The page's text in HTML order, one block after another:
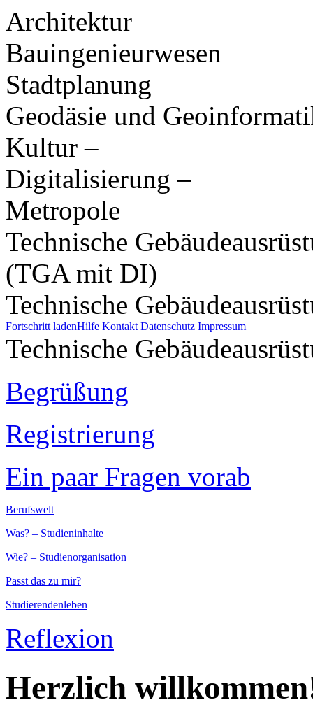
Architektur
Bauingenieurwesen
Stadtplanung
Geodäsie und
Kultur –
Digitalisierung –
Metropole
Technische
(TGA mit DI)
Technische
Fortschritt ladenHilfe Kontakt Datenschutz Impressum
Technische
Begrüßung
Registrierung
Ein paar Fragen vorab
Berufswelt
Was? – Studieninhalte
Wie? – Studienorganisation
Passt das zu mir?
Studierendenleben
Reflexion
Herzlich